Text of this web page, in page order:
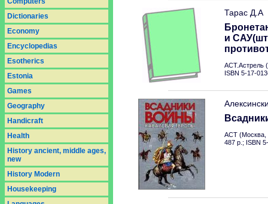
Dictionaries
Economy
Encyclopedias
Esotherics
Estonia
Games
Geography
Handicraft
Health
History ancient, middle ages,
new
History Modern
Housekeeping
Тарас Д.А
и
АСТ.Астрель
ISBN 5-17-
АСТ (Москва,
487 p.; ISBN